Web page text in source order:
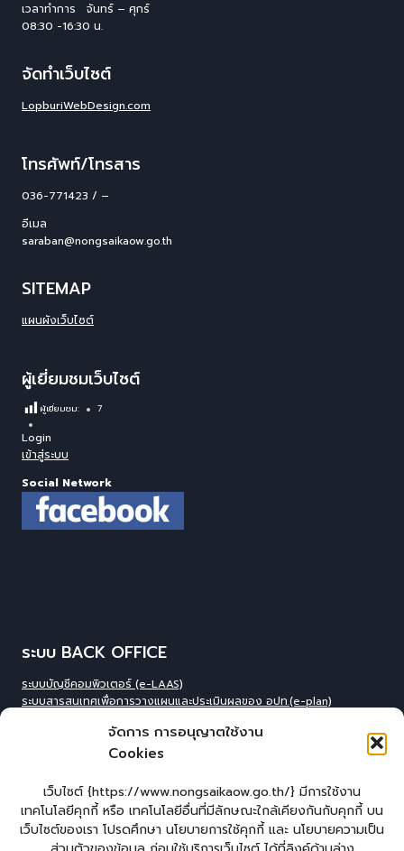
จัดการ การอนุญาตใช้งาน
Cookies
เว็บไซต์ {https://www.nongsaikaow.go.th/} มีการใช้งาน
เทคโนโลยีคุกกี้ หรือ เทคโนโลยีอื่นที่มีลักษณะใกล้เคียงกันกับคุกกี้ บน
เว็บไซต์ของเรา โปรดศึกษา นโยบายการใช้คุกกี้ และ นโยบายความเป็น
เวลาทำการ จันทร์ – ศุกร์
08:30 -16:30 น.
จัดทำเว็บไซต์
LopburiWebDesign.com
โทรศัพท์/โทรสาร
036-771423 / –
อีเมล
saraban@nongsaikaow.go.th
SITEMAP
แผนผังเว็บไซต์
ผู้เยี่ยมชมเว็บไซต์
ผู้เยี่ยมชม: 7
Login
เข้าสู่ระบบ
Social Network
ระบบ BACK OFFICE
ระบบบัญชีคอมพิวเตอร์ (e-LAAS)
ระบบสารสนเทศเพื่อการวางแผนและประเมินผลของ อปท.(e-plan)
ระบบข้อมูลบุคลากรองค์กร(IHR)
ระบบสารสนเทศข้อมูล competincy ของบุคลากรทุกตำแหน่ง (กรอบอัตรา
ระบบสารสนเทศการจัดการฐานข้อมูลเบี้ยยังชีพขององค์กร
ปกครอง(welfare)
ระบบสารสนเทศทางการศีกษาท้องถิ่น(Lec)
ระบบข้อมูลสารสนเทศทางการศึกษาท้องถิ่น(SIS)